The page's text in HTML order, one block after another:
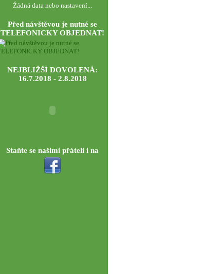
Žádná data nebo nastavení...
Před návštěvou je nutné se
TELEFONICKY OBJEDNAT!
NEJBLIŽŠÍ DOVOLENÁ:
16.7.2018 - 2.8.2018
Staňte se našimi přáteli i na